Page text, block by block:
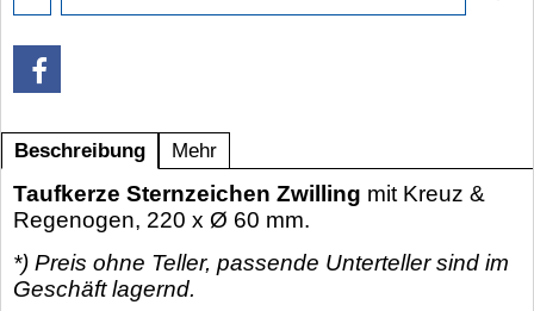
Beschreibung Mehr
Taufkerze Sternzeichen Zwilling mit Kreuz &
Regenogen, 220 x Ø 60 mm.
*) Preis ohne Teller, passende Unterteller sind im
Geschäft lagernd.